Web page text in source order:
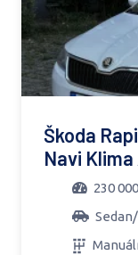
Škoda
Navi Klima
230